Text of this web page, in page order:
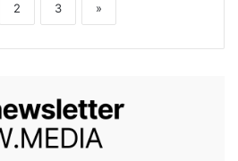
2 3 »